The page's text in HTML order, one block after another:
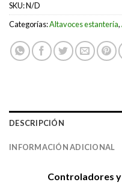
SKU:N/D
Categorías:Altavoces estantería,
DESCRIPCIÓN
INFORMACIÓN ADICIONAL
Controladores